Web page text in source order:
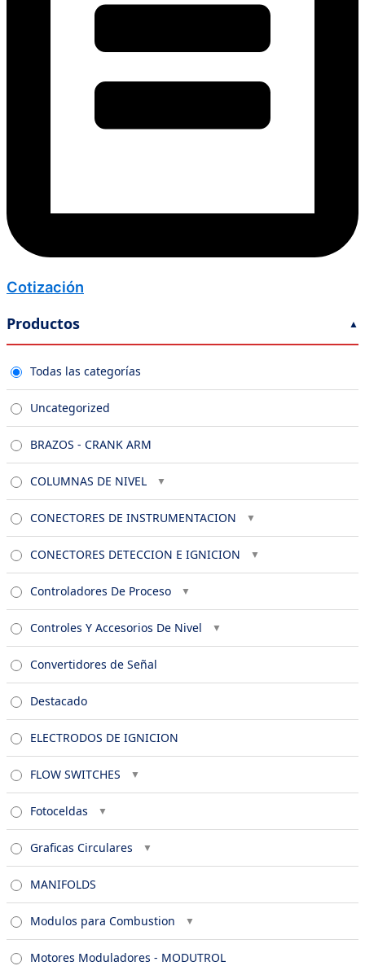
Cotización
Productos
Todas las categorías
Uncategorized
BRAZOS - CRANK ARM
COLUMNAS DE NIVEL
CONECTORES DE INSTRUMENTACION
CONECTORES DETECCION E IGNICION
Controladores De Proceso
Controles Y Accesorios De Nivel
Convertidores de Señal
Destacado
ELECTRODOS DE IGNICION
FLOW SWITCHES
Fotoceldas
Graficas Circulares
MANIFOLDS
Modulos para Combustion
Motores Moduladores - MODUTROL